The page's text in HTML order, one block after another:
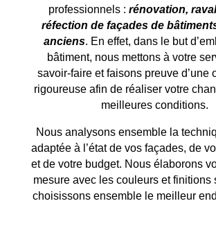
professionnels : rénovation,
réfection de façades de
anciens. En effet, dans le but
bâtiment, nous mettons à votre
savoir-faire et faisons preuve d’une
rigoureuse afin de réaliser votre
meilleures conditions.
Nous analysons ensemble la
adaptée à l’état de vos façades, de
et de votre budget. Nous élaborons
mesure avec les couleurs et finitions
choisissons ensemble le meilleur